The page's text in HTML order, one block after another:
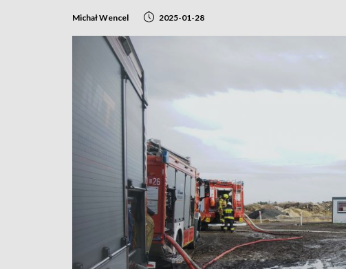
Michał Wencel 2025-01-28